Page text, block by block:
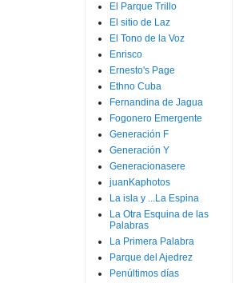
El Parque Trillo
El sitio de Laz
El Tono de la Voz
Enrisco
Ernesto's Page
Ethno Cuba
Fernandina de Jagua
Fogonero Emergente
Generación F
Generación Y
Generacionasere
juanKaphotos
La isla y ...La Espina
La Otra Esquina de las
Palabras
La Primera Palabra
Parque del Ajedrez
Penúltimos días